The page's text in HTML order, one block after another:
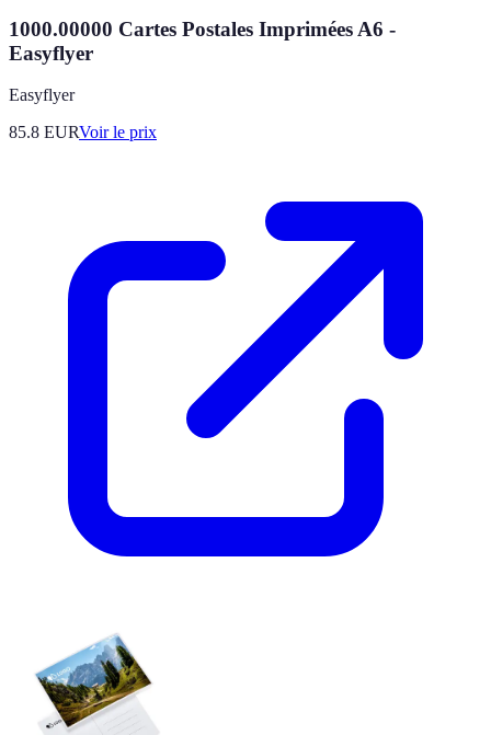
1000.00000 Cartes Postales Imprimées A6 -
Easyflyer
Easyflyer
85.8 EURVoir le prix